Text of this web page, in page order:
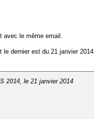
le même email.
dernier est du 21 janvier 2014.
2014, le 21 janvier 2014